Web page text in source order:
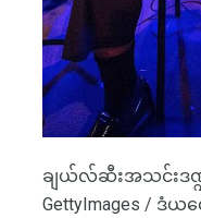
ချယ်လ်ဆီးအသင်းဒဏ္
GettyImages / ဒံယ